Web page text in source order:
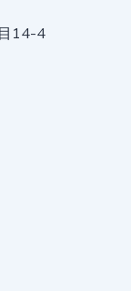
14-4